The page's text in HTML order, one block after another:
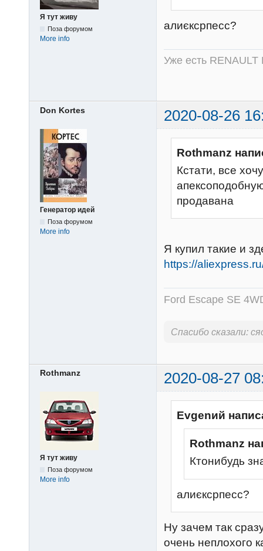
Я тут живу
Поза форумом
More info
алиєксрпесс?
Уже есть
Don Kortes 2020-08-26
Генератор идей
Поза форумом
More info
Rothmanz
Кстати, все
продавана
Я купил такие и
https://
Ford Escape SE
Спасибо сказали:
Rothmanz 2020-08-27
Я тут живу
Поза форумом
More info
Evgenий
Rothmanz
Ктонибудь
алиєксрпесс?
Ну зачем так
очень неплохого